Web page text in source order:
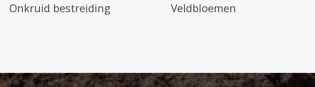
Onkruid bestreiding Veldbloemen